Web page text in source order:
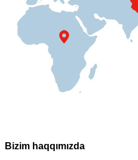
Bizim haqqımızda